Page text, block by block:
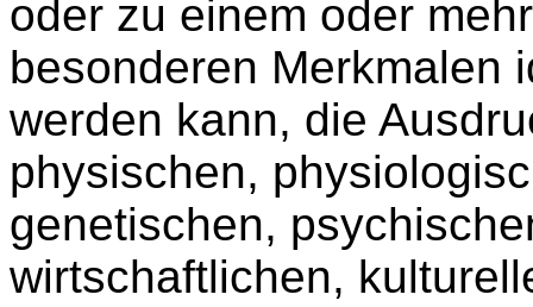
oder zu einem oder
besonderen Merkmalen
werden kann, die
physischen,
genetischen,
wirtschaftlichen,